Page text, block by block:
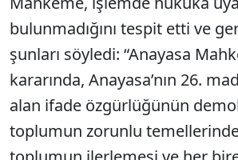
bulunmadığını tespit etti ve
şunları söyledi: “Anayasa
kararında, Anayasa’nın 26.
alan ifade özgürlüğünün
toplumun zorunlu